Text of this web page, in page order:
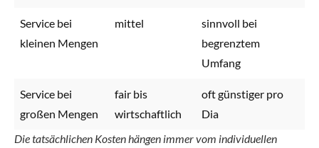
Service bei
kleinen Mengen
mittel
sinnvoll bei
begrenztem
Umfang
Service bei
großen Mengen
fair bis
wirtschaftlich
oft günstiger pro
Dia
Die tatsächlichen Kosten hängen immer vom individuellen